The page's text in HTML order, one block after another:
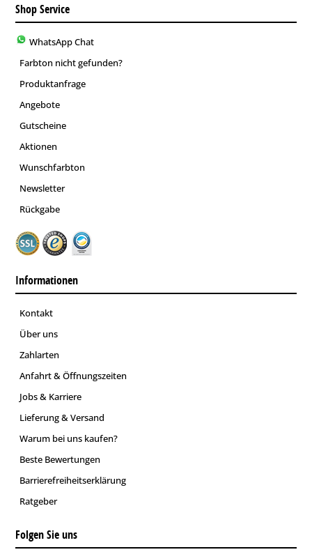
Shop Service
WhatsApp Chat
Farbton nicht gefunden?
Produktanfrage
Angebote
Gutscheine
Aktionen
Wunschfarbton
Newsletter
Rückgabe
Informationen
Kontakt
Über uns
Zahlarten
Anfahrt & Öffnungszeiten
Jobs & Karriere
Lieferung & Versand
Warum bei uns kaufen?
Beste Bewertungen
Barrierefreiheitserklärung
Ratgeber
Folgen Sie uns